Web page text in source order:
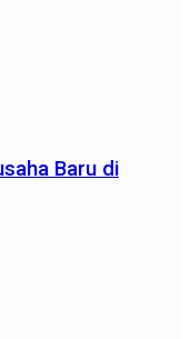
Baru di